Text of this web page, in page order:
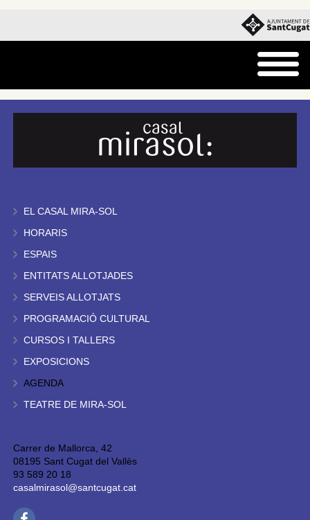
EL CASAL MIRA-SOL
HORARIS
ESPAIS
ENTITATS ALLOTJADES
SERVEIS ALLOTJATS
PROGRAMACIÓ CULTURAL
CURSOS I TALLERS
EXPOSICIONS
AGENDA
TEATRE DE MIRA-SOL
Carrer de Mallorca, 42
08195 Sant Cugat del Vallès
93 589 20 18
casalmirasol@santcugat.cat